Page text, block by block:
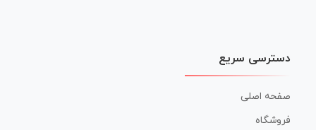
دسترسی سریع
صفحه اصلی
فروشگاه